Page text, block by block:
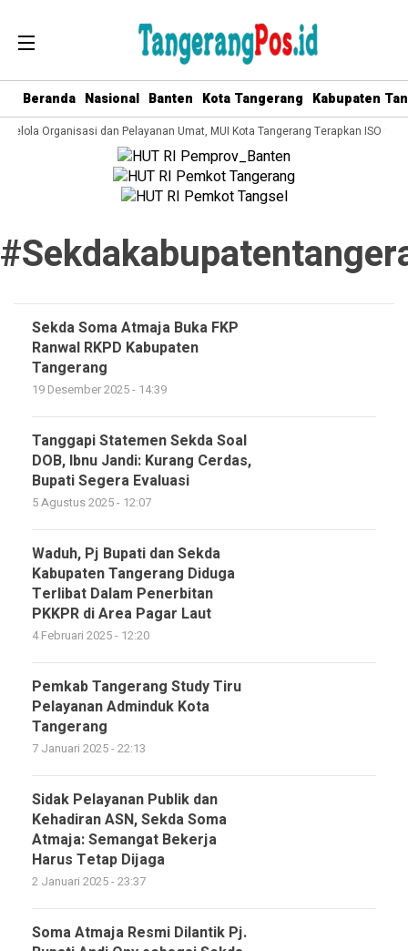
Beranda Nasional Banten Kota Tangerang Kabupaten
Organisasi dan Pelayanan Umat, MUI Kota Tangerang Terapkan ISO
Sekda Soma Atmaja Buka FKP
Ranwal RKPD Kabupaten
Tangerang
19 Desember 2025 - 14:39
Tanggapi Statemen Sekda Soal
DOB, Ibnu Jandi: Kurang Cerdas,
Bupati Segera Evaluasi
5 Agustus 2025 - 12:07
Waduh, Pj Bupati dan Sekda
Kabupaten Tangerang Diduga
Terlibat Dalam Penerbitan
PKKPR di Area Pagar Laut
4 Februari 2025 - 12:20
Pemkab Tangerang Study Tiru
Pelayanan Adminduk Kota
Tangerang
7 Januari 2025 - 22:13
Sidak Pelayanan Publik dan
Kehadiran ASN, Sekda Soma
Atmaja: Semangat Bekerja
Harus Tetap Dijaga
2 Januari 2025 - 23:37
Soma Atmaja Resmi Dilantik Pj.